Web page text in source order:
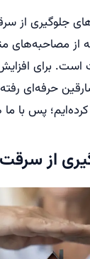
جلوگیری از
از مصاحبه‌های
برای
حرفه‌ای
پس با ما
از